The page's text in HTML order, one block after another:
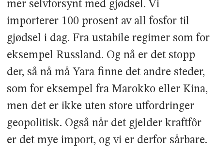
mer selvforsynt med gjødsel. Vi
importerer 100 prosent av all fosfor til
gjødsel i dag. Fra ustabile regimer som for
eksempel Russland. Og nå er det stopp
der, så nå må Yara finne det andre steder,
som for eksempel fra Marokko eller Kina,
men det er ikke uten store utfordringer
geopolitisk. Også når det gjelder kraftfôr
er det mye import, og vi er derfor sårbare.